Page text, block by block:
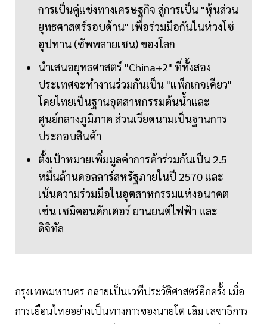
การเป็นคู่แข่งทางเศรษฐกิจ สู่การเป็น "หุ้นส่วน
ยุทธศาสตร์รอบด้าน" เพื่อร่วมมือกันในห่วงโซ่
อุปทาน (ซัพพลายเชน) ของโลก
นำเสนอยุทธศาสตร์ "China+2" ที่ทั้งสอง
ประเทศจะทำงานร่วมกันเป็น "แพ็กเกจเดียว"
โดยไทยเป็นฐานอุตสาหกรรมต้นน้ำและ
ศูนย์กลางภูมิภาค ส่วนเวียดนามเป็นฐานการ
ประกอบสินค้า
ตั้งเป้าหมายเพิ่มมูลค่าการค้าร่วมกันเป็น 2.5
หมื่นล้านดอลลาร์สหรัฐภายในปี 2570 และ
เน้นความร่วมมือในอุตสาหกรรมแห่งอนาคต
เช่น เซมิคอนดักเตอร์ ยานยนต์ไฟฟ้า และ
ดิจิทัล
กรุงเทพมหานคร กลายเป็นเวทีประวัติศาสตร์อีกครั้ง เมื่อ
การเยือนไทยอย่างเป็นทางการของนายโต เลิม เลขาธิการ